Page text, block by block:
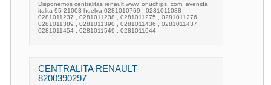
Disponemos centralitas renault www. onuchips. com, avenida
italita 95 21003 huelva 0281010769 , 0281011088 ,
0281011237 , 0281011238 , 0281011275 , 0281011276 ,
0281011389 , 0281011390 , 0281011436 , 0281011437 ,
0281011454 , 0281011549 , 0281011644
CENTRALITA RENAULT
8200390297